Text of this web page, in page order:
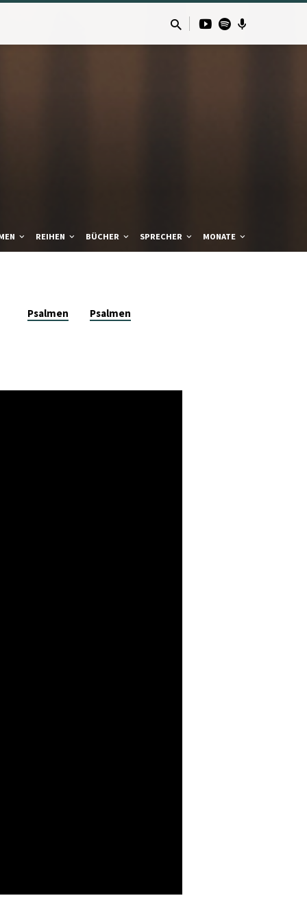
REIHEN BÜCHER SPRECHER MONATE
Psalmen Psalmen